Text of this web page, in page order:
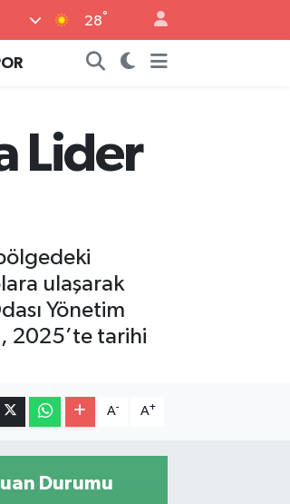
28°
Lider
ulaşarak
Yönetim
2025’te tarihi
A- A+
Durumu